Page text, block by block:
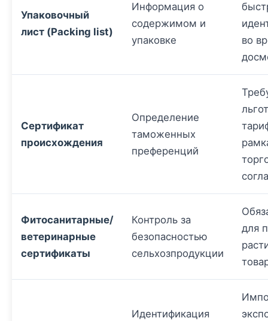
Упаковочный
лист (Packing list)
Информация о
содержимом и
упаковке
во
Сертификат
происхождения
Определение
таможенных
преференций
Фитосанитарные/
ветеринарные
сертификаты
Контроль за
безопасностью
сельхозпродукции
для
Идентификация